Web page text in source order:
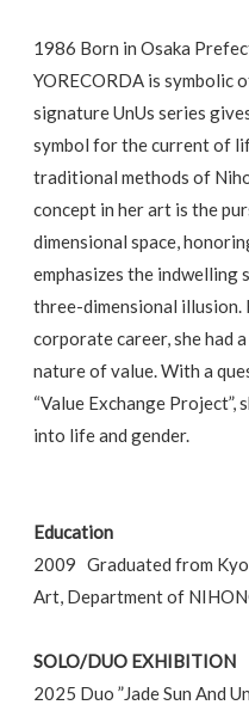
1986 Born in Osaka
YORECORDA is symbolic
signature UnUs series
symbol for the current of
traditional methods of
concept in her art is the
dimensional space,
emphasizes the indwelling
three-dimensional illusion.
corporate career, she had
nature of value. With a
“Value Exchange
into life and gender.
Education
2009 Graduated from
Art, Department of
SOLO/DUO EXHIBITION
2025 Duo ”Jade Sun And